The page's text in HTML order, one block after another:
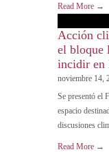
Read More →
Acción
el bloque
incidir en
noviembre 14,
Se presentó el
espacio
discusiones
Read More →